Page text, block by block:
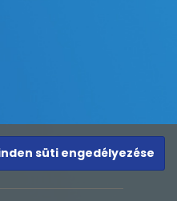
süti engedélyezése